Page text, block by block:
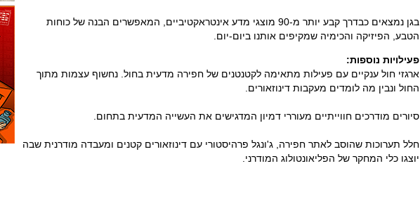
בגן נמצאים כבדרך קבע יותר מ-90 מוצגי מדע אינטראקטיביים, המאפשרים הבנה של כוחות
הטבע, הפיזיקה והכימיה שמקיפים אותנו ביום-יום.
פעילויות נוספות:
ארגזי חול ענקיים עם פעילות מתאימה לקטנטנים של חפירה מדעית בחול. נחשוף עצמות מתוך
החול ונבין מה לומדים מעקבות דינוזאורים.
סיורים מודרכים חווייתיים מעוררי דמיון המדגישים את העשייה המדעית בתחום.
חלל תערוכות שהוסב לאתר חפירה, ג'ונגל פרהיסטורי עם דינוזאורים קטנים ומעבדה מודרנית שבה
יוצגו כלי המחקר של הפליאונטולוג המודרני.